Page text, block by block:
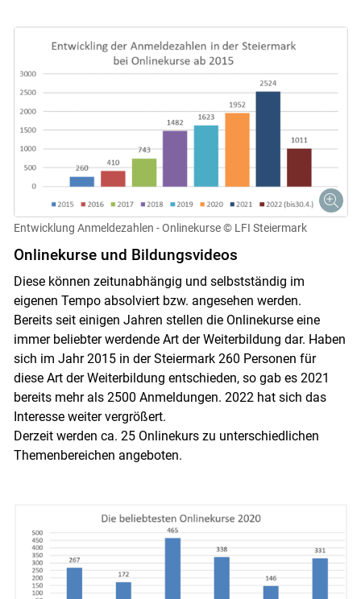
Entwicklung Anmeldezahlen - Onlinekurse © LFI Steiermark
Onlinekurse und Bildungsvideos
Diese können zeitunabhängig und selbstständig im
eigenen Tempo absolviert bzw. angesehen werden.
Bereits seit einigen Jahren stellen die Onlinekurse eine
immer beliebter werdende Art der Weiterbildung dar. Haben
sich im Jahr 2015 in der Steiermark 260 Personen für
diese Art der Weiterbildung entschieden, so gab es 2021
bereits mehr als 2500 Anmeldungen. 2022 hat sich das
Interesse weiter vergrößert.
Derzeit werden ca. 25 Onlinekurs zu unterschiedlichen
Themenbereichen angeboten.